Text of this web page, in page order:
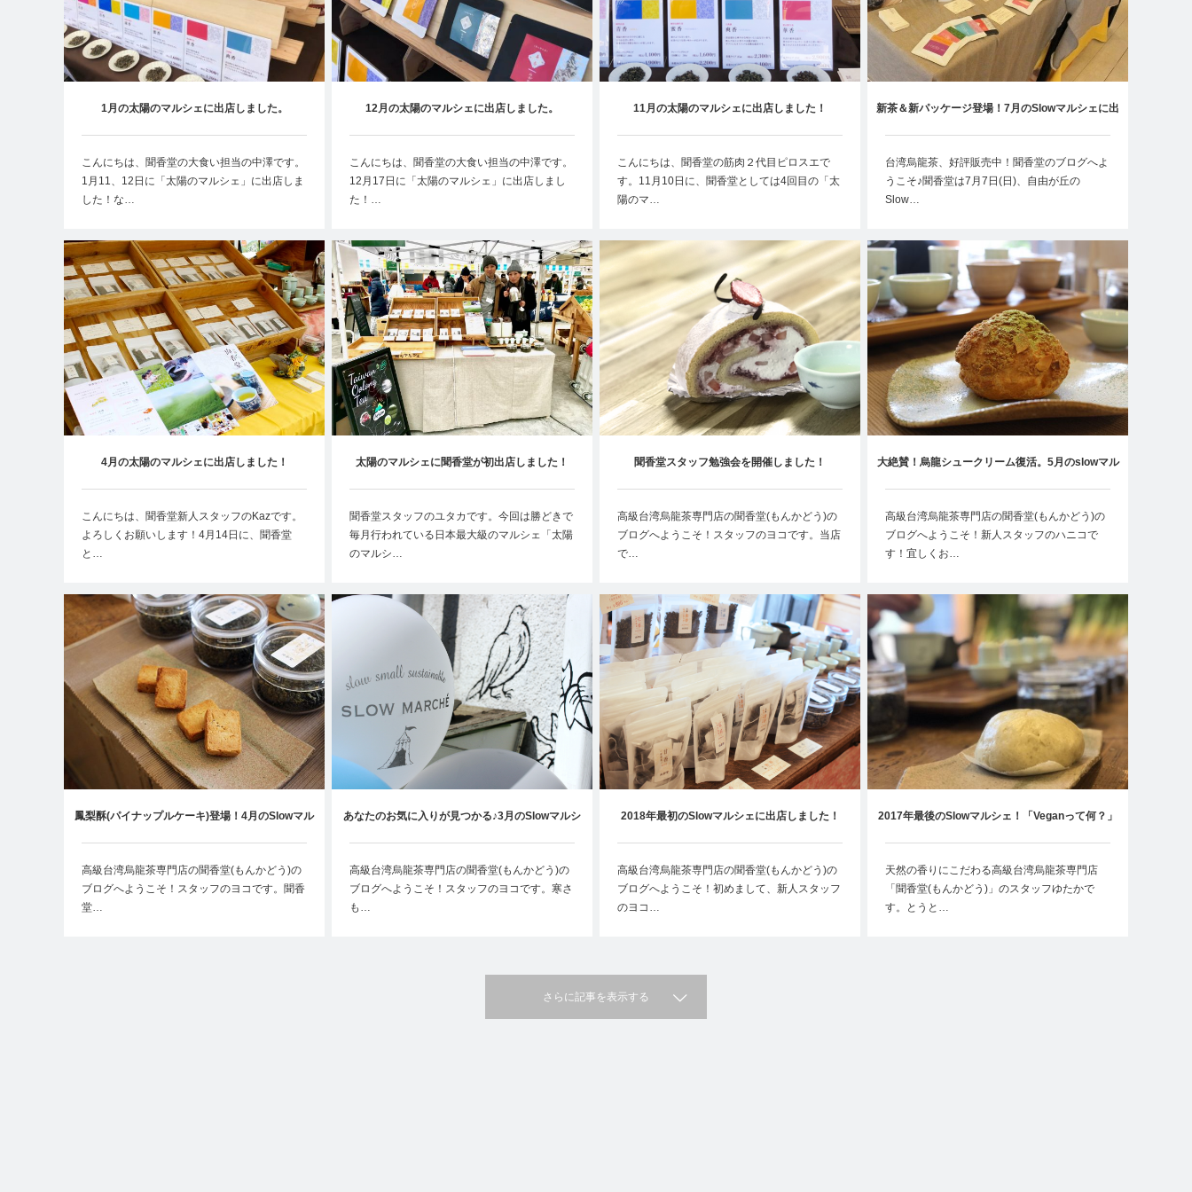
1月の太陽のマルシェに出店しました。
こんにちは、聞香堂の大食い担当の中澤です。
1月11、12日に「太陽のマルシェ」に出店しま
した！な…
12月の太陽のマルシェに出店しました。
こんにちは、聞香堂の大食い担当の中澤です。
12月17日に「太陽のマルシェ」に出店しまし
た！…
11月の太陽のマルシェに出店しました！
こんにちは、聞香堂の筋肉２代目ピロスエで
す。11月10日に、聞香堂としては4回目の「太
陽のマ…
新茶＆新パッケージ登場！7月のSlowマルシェに出
店しました
台湾烏龍茶、好評販売中！聞香堂のブログへよ
うこそ♪聞香堂は7月7日(日)、自由が丘の
Slow…
4月の太陽のマルシェに出店しました！
こんにちは、聞香堂新人スタッフのKazです。
よろしくお願いします！4月14日に、聞香堂
と…
太陽のマルシェに聞香堂が初出店しました！
聞香堂スタッフのユタカです。今回は勝どきで
毎月行われている日本最大級のマルシェ「太陽
のマルシ…
聞香堂スタッフ勉強会を開催しました！
高級台湾烏龍茶専門店の聞香堂(もんかどう)の
ブログへようこそ！スタッフのヨコです。当店
で…
大絶賛！烏龍シュークリーム復活。5月のslowマル
シェ
高級台湾烏龍茶専門店の聞香堂(もんかどう)の
ブログへようこそ！新人スタッフのハニコで
す！宜しくお…
鳳梨酥(パイナップルケーキ)登場！4月のSlowマル
シェ
高級台湾烏龍茶専門店の聞香堂(もんかどう)の
ブログへようこそ！スタッフのヨコです。聞香
堂…
あなたのお気に入りが見つかる♪3月のSlowマルシ
ェ
高級台湾烏龍茶専門店の聞香堂(もんかどう)の
ブログへようこそ！スタッフのヨコです。寒さ
も…
2018年最初のSlowマルシェに出店しました！
高級台湾烏龍茶専門店の聞香堂(もんかどう)の
ブログへようこそ！初めまして、新人スタッフ
のヨコ…
2017年最後のSlowマルシェ！「Veganって何？」
天然の香りにこだわる高級台湾烏龍茶専門店
「聞香堂(もんかどう)」のスタッフゆたかで
す。とうと…
さらに記事を表示する